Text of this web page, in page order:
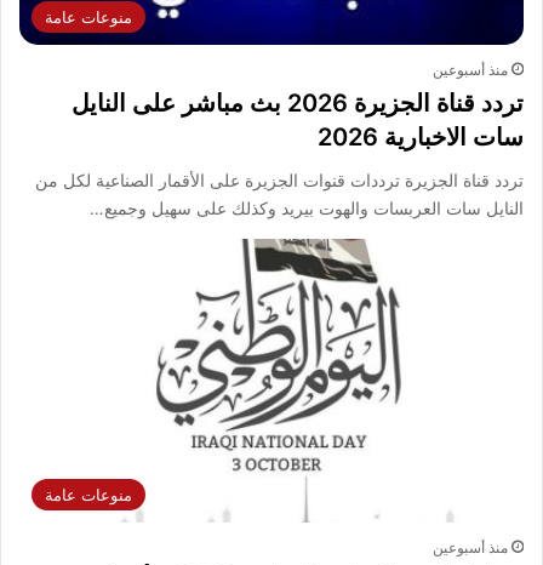
منوعات عامة
منذ أسبوعين
تردد قناة الجزيرة 2026 بث مباشر على النايل
سات الاخبارية 2026
تردد قناة الجزيرة ترددات قنوات الجزيرة على الأقمار الصناعية لكل من
النايل سات العربسات والهوت بيريد وكذلك على سهيل وجميع…
منوعات عامة
منذ أسبوعين